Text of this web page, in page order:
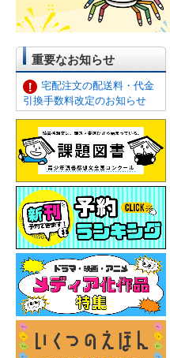
重要なお知らせ
宅配注文の配送料・代金
引換手数料改定のお知らせ